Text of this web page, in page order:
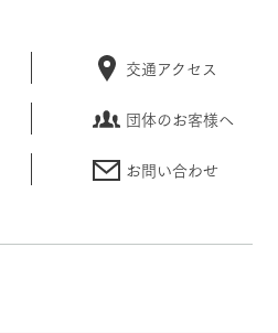
交通アクセス
団体のお客様へ
お問い合わせ